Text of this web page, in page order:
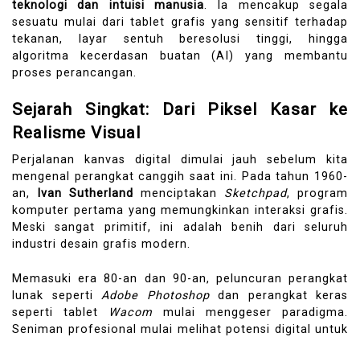
teknologi dan intuisi manusia. Ia mencakup segala
sesuatu mulai dari tablet grafis yang sensitif terhadap
tekanan, layar sentuh beresolusi tinggi, hingga
algoritma kecerdasan buatan (AI) yang membantu
proses perancangan.
Sejarah Singkat: Dari Piksel Kasar ke
Realisme Visual
Perjalanan kanvas digital dimulai jauh sebelum kita
mengenal perangkat canggih saat ini. Pada tahun 1960-
an, Ivan Sutherland menciptakan Sketchpad, program
komputer pertama yang memungkinkan interaksi grafis.
Meski sangat primitif, ini adalah benih dari seluruh
industri desain grafis modern.
Memasuki era 80-an dan 90-an, peluncuran perangkat
lunak seperti Adobe Photoshopdan perangkat keras
seperti tablet
Wacom mulai menggeser paradigma.
Seniman profesional mulai melihat potensi digital untuk